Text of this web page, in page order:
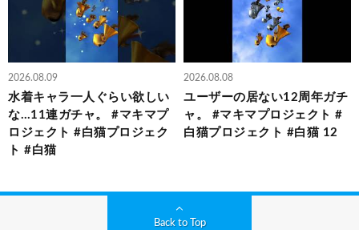
2026.08.09
水着キャラ一人ぐらい欲しい
な…11連ガチャ。 #マキマプ
ロジェクト #白猫プロジェク
ト #白猫
2026.08.08
ユーザーの居ない12周年ガチ
ャ。 #マキマプロジェクト #
白猫プロジェクト #白猫 12
Back to Top